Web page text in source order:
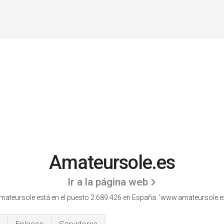
Amateursole.es
Ir a la página web
está en el puesto 2.689.426 en España.